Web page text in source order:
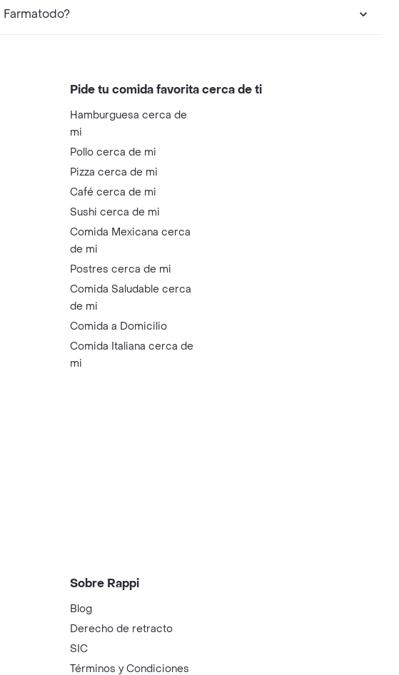
Pide tu comida favorita cerca de ti
Hamburguesa cerca de
mi
Pollo cerca de mi
Pizza cerca de mi
Café cerca de mi
Sushi cerca de mi
Comida Mexicana cerca
de mi
Postres cerca de mi
Comida Saludable cerca
de mi
Comida a Domicilio
Comida Italiana cerca de
mi
Sobre Rappi
Blog
Derecho de retracto
SIC
Términos y Condiciones